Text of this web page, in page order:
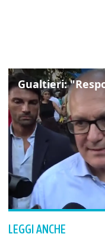
LEGGI ANCHE